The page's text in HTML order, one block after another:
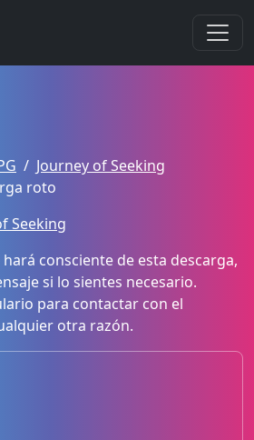
Journey of Seeking
roto
Seeking
consciente de esta descarga,
si lo sientes necesario.
para contactar con el
otra razón.